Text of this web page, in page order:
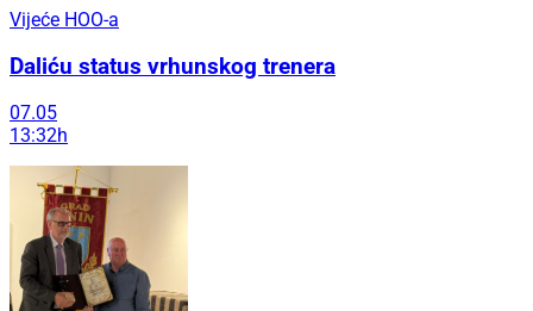
Vijeće HOO-a
Daliću status vrhunskog trenera
07.05
13:32h